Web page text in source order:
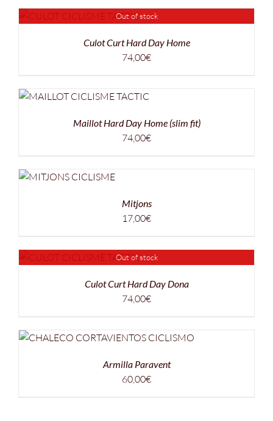
Out of stock
Culot Curt Hard Day Home
74,00€
Maillot Hard Day Home (slim fit)
74,00€
Mitjons
17,00€
Out of stock
Culot Curt Hard Day Dona
74,00€
Armilla Paravent
60,00€